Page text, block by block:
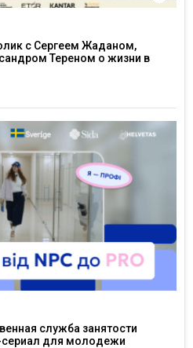
с Сергеем Жаданом,
Тереном о жизни в
служба занятости
сериал для молодежи